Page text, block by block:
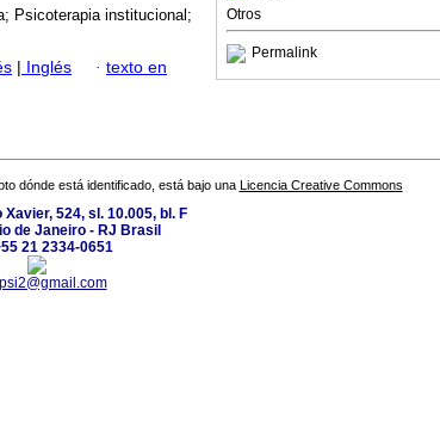
Otros
Permalink
Psicoterapia institucional;
| Inglés · texto en
dónde está identificado, está bajo una Licencia Creative Commons
Xavier, 524, sl. 10.005, bl. F
de Janeiro - RJ Brasil
21 2334-0651